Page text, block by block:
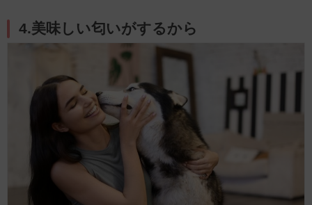
4.美味しい匂いがするから